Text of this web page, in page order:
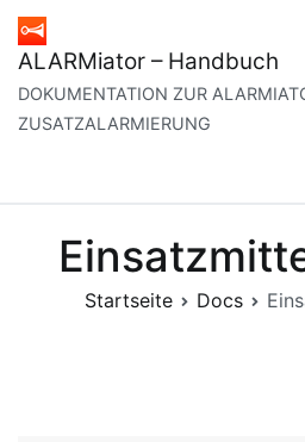
Zum
Inhalt
springen
ALARMiator – Handbuch
DOKUMENTATION ZUR
ZUSATZALARMIERUNG
Startseite Docs